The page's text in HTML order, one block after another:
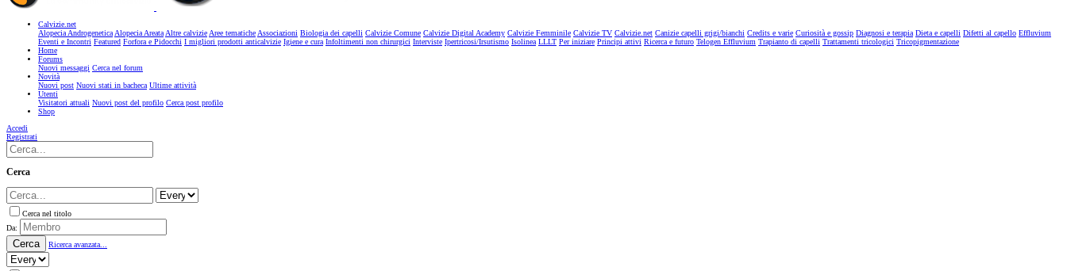
Calvizie.net
Alopecia AndrogeneticaAlopecia AreataAltre calvizieAree tematicheAssociazioni Biologia dei capelli Calvizie Comune Calvizie Digital Academy Calvizie Femminile Calvizie TV Calvizie.net Canizie capelli grigi/bianchi Credits e varie Curiosità e gossip Diagnosi e terapia Dieta e capelli Difetti al capello Effluvium
Eventi e Incontri Featured Forfora e Pidocchi I migliori prodotti anticalvizie Igiene e cura Infoltimenti non chirurgici Interviste Ipertricosi/Irsutismo Isolinea LLLT Per iniziare Principi attivi Ricerca e futuro Telogen Effluvium Trapianto di capelli Trattamenti tricologici Tricopigmentazione
Home
Forums
Nuovi messaggi Cerca nel forum
Novità
Nuovi post Nuovi stati in bacheca Ultime attività
Utenti
Visitatori attuali Nuovi post del profilo Cerca post profilo
Shop
Accedi
Registrati
Cerca
Cerca nel titolo
Da:
Cerca Ricerca avanzata...